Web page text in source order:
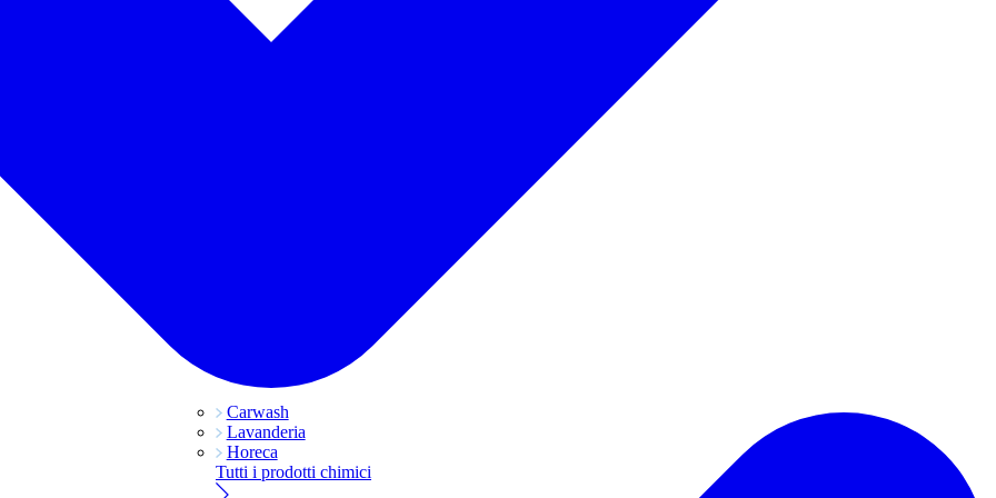
Carwash
Lavanderia
Horeca
Tutti i prodotti chimici